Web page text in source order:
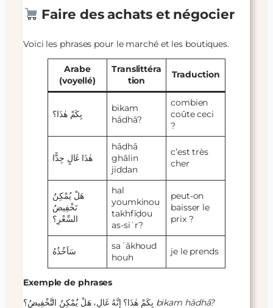
Faire des achats et négocier
Voici les phrases pour le marché et les boutiques.
Arabe
(voyellé)
Translittéra
tion
Traduction
بِكَمْ هٰذَا؟
bikam
hādhā?
combien
coûte ceci
?
هٰذَا غَالٍ جِدًّا
hādhā
ghālin
jiddan
c’est très
cher
هَلْ يُمْكِنُ
تَخْفِيضُ
السِّعْرِ؟
hal
youmkinou
takhfīḍou
as-siʿr?
peut-on
baisser le
prix ?
سَآخُذُهُ
saʾākhoud
houh
je le prends
Exemple de phrases
bikam hādhā?